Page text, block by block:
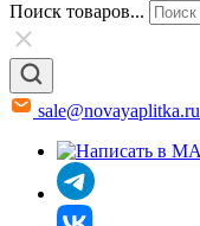
Поиск товаров...
sale@novayaplitka.ru